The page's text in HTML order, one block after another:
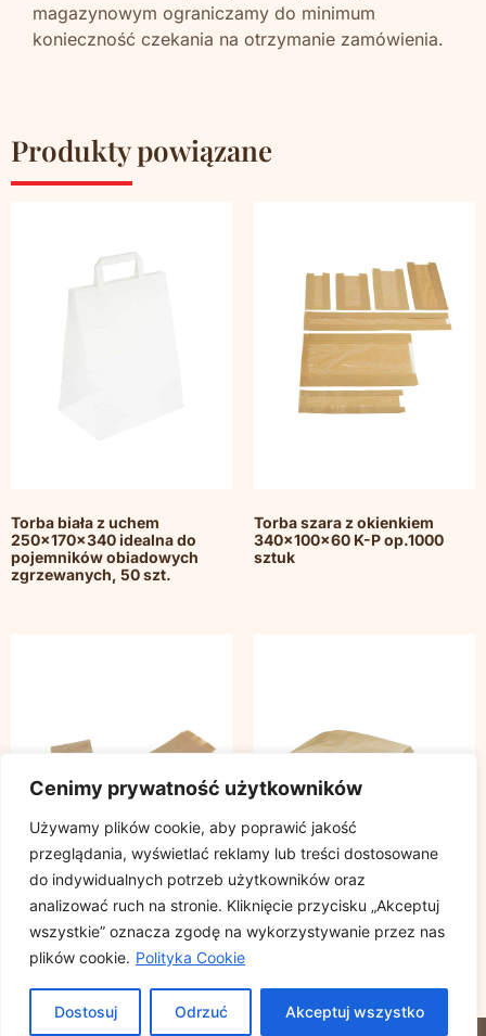
Cenimy prywatność użytkowników
Używamy plików cookie, aby poprawić jakość
przeglądania, wyświetlać reklamy lub treści dostosowane
do indywidualnych potrzeb użytkowników oraz
analizować ruch na stronie. Kliknięcie przycisku „Akceptuj
wszystkie” oznacza zgodę na wykorzystywanie przez nas
plików cookie. Polityka Cookie
Dostosuj Odrzuć Akceptuj wszystko
magazynowym ograniczamy do minimum
konieczność czekania na otrzymanie zamówienia.
Produkty powiązane
Torba biała z uchem
250x170x340 idealna do
pojemników obiadowych
zgrzewanych, 50 szt.
Torba szara z okienkiem
340x100x60 K-P op.1000
sztuk
Torba szara 560/100/60 bez
nadruku BAGIETKA, cena za
opakowanie 1000szt
opakowanie 500szt